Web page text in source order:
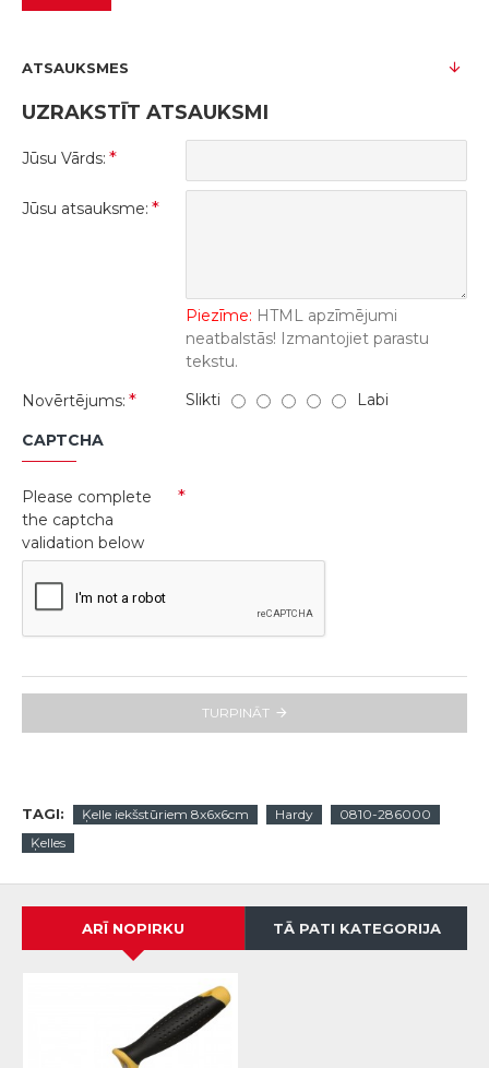
ATSAUKSMES
UZRAKSTĪT ATSAUKSMI
Jūsu Vārds:
Jūsu atsauksme:
Piezīme: HTML apzīmējumi
neatbalstās! Izmantojiet parastu
tekstu.
Novērtējums:
Slikti Labi
CAPTCHA
Please complete
the captcha
validation below
TURPINĀT
TAGI: Ķelle iekšstūriem 8x6x6cm Hardy
0810-286000
Ķelles
ARĪ NOPIRKU TĀ PATI KATEGORIJA